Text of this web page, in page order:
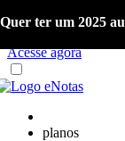
Já é cliente eNotas?
Acesse agora
Quer ter um 2025
planos